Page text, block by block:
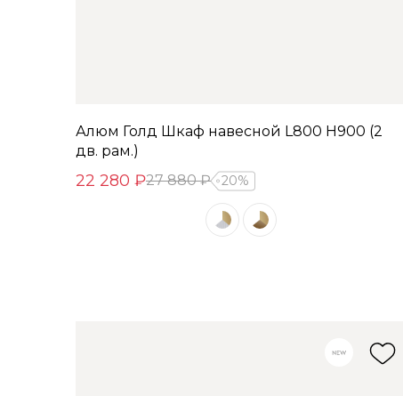
Алюм Голд Шкаф навесной L800 Н900 (2
дв. рам.)
22 280 ₽27 880 ₽ 20%